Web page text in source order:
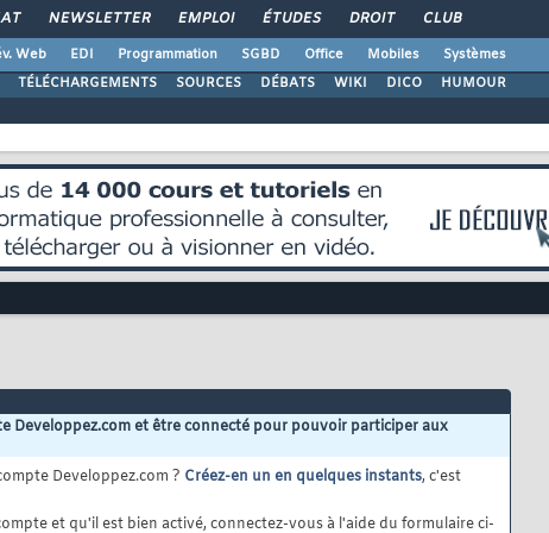
NEWSLETTER EMPLOI ÉTUDES DROIT CLUB
Web EDI Programmation SGBD Office Mobiles
Systèmes
TÉLÉCHARGEMENTS SOURCES DÉBATS WIKI DICO HUMOUR
Developpez.com et être connecté pour pouvoir participer aux
Developpez.com ? Créez-en un en quelques instants, c'est
et qu'il est bien activé, connectez-vous à l'aide du formulaire ci-